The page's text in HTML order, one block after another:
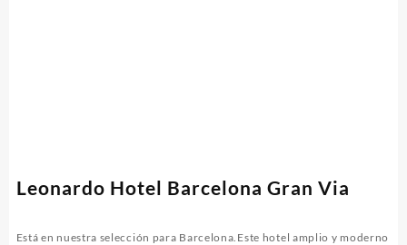
Leonardo Hotel Barcelona Gran Via
Está en nuestra selección para Barcelona.Este hotel amplio y moderno